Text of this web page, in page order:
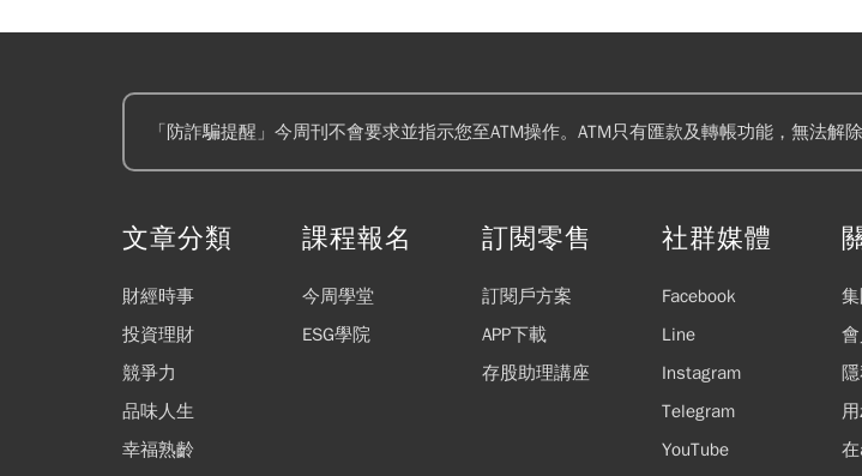
「防詐騙提醒」今周刊不會要求並指示您至ATM操作。ATM只有匯款及轉帳功能，無法
文章分類
財經時事
投資理財
競爭力
品味人生
幸福熟齡
課程報名
今周學堂
ESG學院
訂閱零售
訂閱戶方案
APP下載
存股助理講座
社群媒體
Facebook
Line
Instagram
Telegram
YouTube